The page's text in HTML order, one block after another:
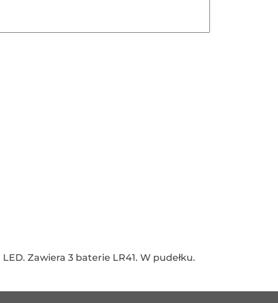
Zawiera 3 baterie LR41. W pudełku.